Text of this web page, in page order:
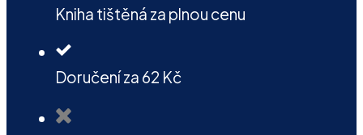
Kniha tištěná za plnou cenu
Doručení za 62 Kč